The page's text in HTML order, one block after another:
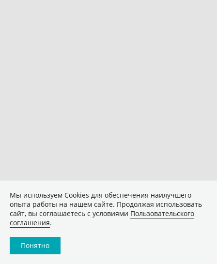
Мы используем Сookies для обеспечения наилучшего
опыта работы на нашем сайте. Продолжая использовать
сайт, вы соглашаетесь с условиями Пользовательского
соглашения.
Понятно